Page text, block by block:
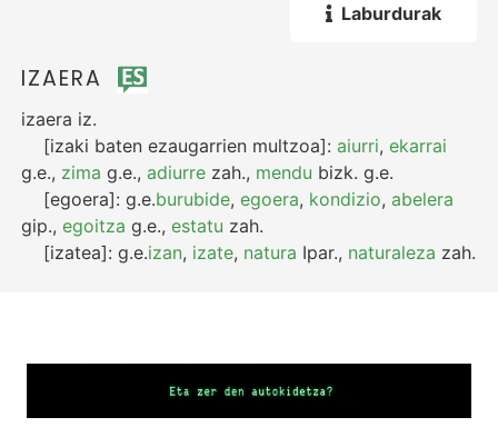
Laburdurak
IZAERA
izaera iz.
[izaki baten ezaugarrien multzoa]:aiurri,ekarrai
g.e., zima g.e.,adiurre zah., mendu bizk. g.e.
[egoera]:g.e.burubide,egoera, kondizio,abelera
gip.,egoitza g.e.,estatu zah.
[izatea]:g.e.izan, izate, natura Ipar., naturaleza zah.